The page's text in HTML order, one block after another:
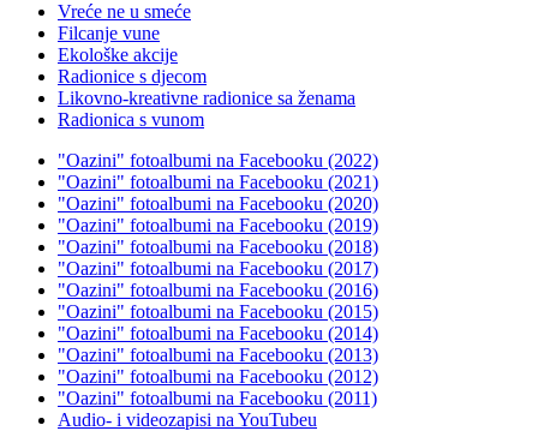
Vreće ne u smeće
Filcanje vune
Ekološke akcije
Radionice s djecom
Likovno-kreativne radionice sa ženama
Radionica s vunom
"Oazini" fotoalbumi na Facebooku (2022)
"Oazini" fotoalbumi na Facebooku (2021)
"Oazini" fotoalbumi na Facebooku (2020)
"Oazini" fotoalbumi na Facebooku (2019)
"Oazini" fotoalbumi na Facebooku (2018)
"Oazini" fotoalbumi na Facebooku (2017)
"Oazini" fotoalbumi na Facebooku (2016)
"Oazini" fotoalbumi na Facebooku (2015)
"Oazini" fotoalbumi na Facebooku (2014)
"Oazini" fotoalbumi na Facebooku (2013)
"Oazini" fotoalbumi na Facebooku (2012)
"Oazini" fotoalbumi na Facebooku (2011)
Audio- i videozapisi na YouTubeu